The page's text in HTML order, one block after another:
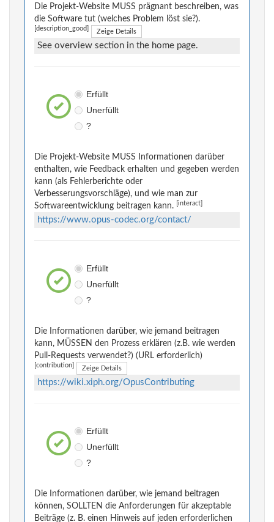
Die Projekt-Website MUSS prägnant beschreiben, was
die Software tut (welches Problem löst sie?).
[description_good] Zeige Details
See overview section in the home page.
Erfüllt
Unerfüllt
?
Die Projekt-Website MUSS Informationen darüber
enthalten, wie Feedback erhalten und gegeben werden
kann (als Fehlerberichte oder
Verbesserungsvorschläge), und wie man zur
Softwareentwicklung beitragen kann.
[interact]
https://www.opus-codec.org/contact/
Erfüllt
Unerfüllt
?
Die Informationen darüber, wie jemand beitragen
kann, MÜSSEN den Prozess erklären (z.B. wie werden
Pull-Requests verwendet?) (URL erforderlich)
[contribution] Zeige Details
https://wiki.xiph.org/OpusContributing
Erfüllt
Unerfüllt
?
Die Informationen darüber, wie jemand beitragen
können, SOLLTEN die Anforderungen für akzeptable
Beiträge (z. B. einen Hinweis auf jeden erforderlichen